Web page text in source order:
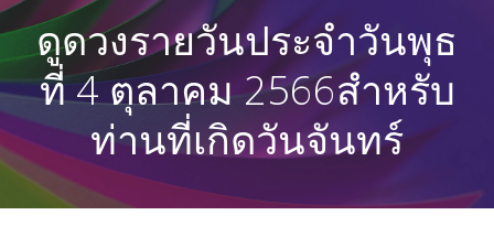
ดูดวงรายวันประจำวันพุธ
ที่ 4 ตุลาคม 2566สำหรับ
ท่านที่เกิดวันจันทร์